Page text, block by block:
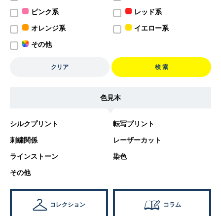
ピンク系 レッド系
オレンジ系 イエロー系
その他
クリア 検 索
色見本
シルクプリント 転写プリント
刺繍関係 レーザーカット
ラインストーン 染色
その他
コレクション コラム